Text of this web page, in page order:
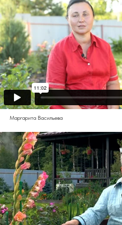
Маргарита Васильева